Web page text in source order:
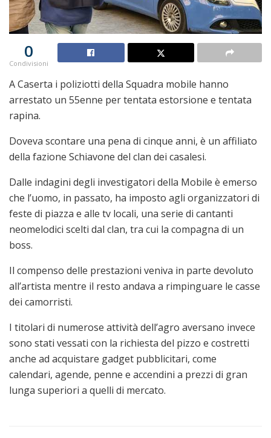
0
Condivisioni
A Caserta i poliziotti della Squadra mobile hanno
arrestato un 55enne per tentata estorsione e tentata
rapina.
Doveva scontare una pena di cinque anni, è un affiliato
della fazione Schiavone del clan dei casalesi.
Dalle indagini degli investigatori della Mobile è emerso
che l’uomo, in passato, ha imposto agli organizzatori di
feste di piazza e alle tv locali, una serie di cantanti
neomelodici scelti dal clan, tra cui la compagna di un
boss.
Il compenso delle prestazioni veniva in parte devoluto
all’artista mentre il resto andava a rimpinguare le casse
dei camorristi.
I titolari di numerose attività dell’agro aversano invece
sono stati vessati con la richiesta del pizzo e costretti
anche ad acquistare gadget pubblicitari, come
calendari, agende, penne e accendini a prezzi di gran
lunga superiori a quelli di mercato.